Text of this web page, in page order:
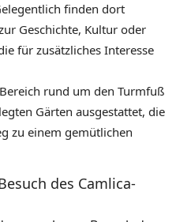
finden dort
Geschichte, Kultur oder
für zusätzliches Interesse
rund um den Turmfuß
Gärten ausgestattet, die
zu einem gemütlichen
des Camlica-